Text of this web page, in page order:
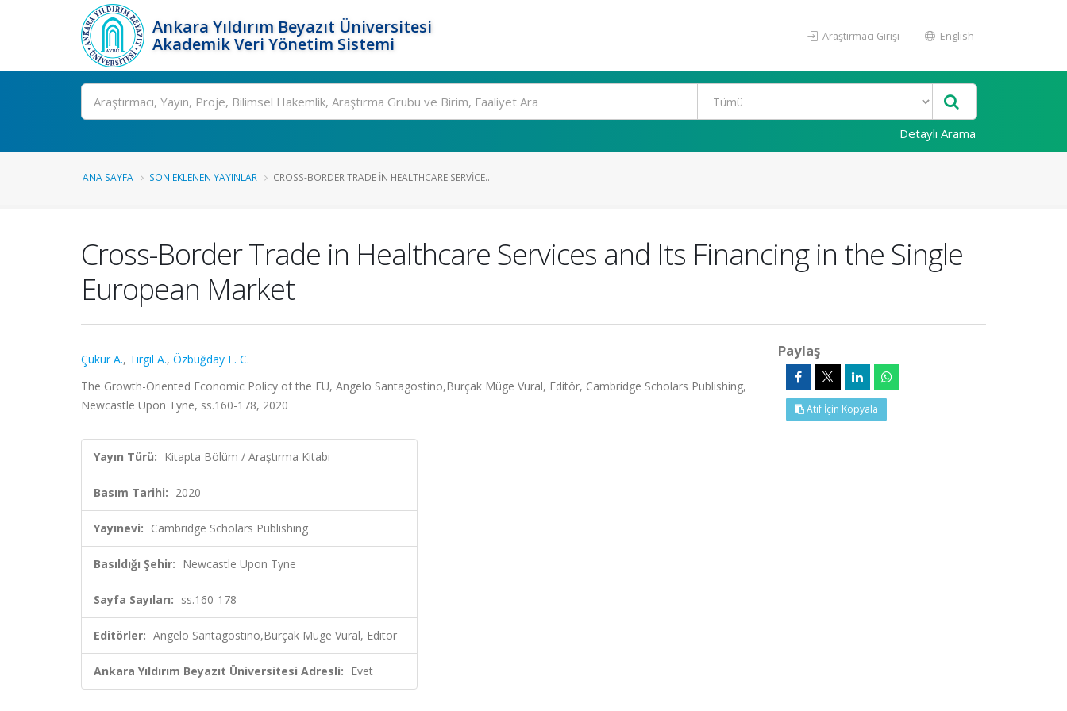
Ankara Yıldırım Beyazıt Üniversitesi
Akademik Veri Yönetim Sistemi
Araştırmacı Girişi English
Ara
Detaylı Arama
ANA SAYFA SON EKLENEN YAYINLAR CROSS-BORDER TRADE IN HEALTHCARE SERVICE...
Cross-Border Trade in Healthcare Services and Its Financing in the Single
European Market
Çukur A., Tirgil A., Özbuğday F. C.
The Growth-Oriented Economic Policy of the EU, Angelo Santagostino,Burçak Müge Vural, Editör, Cambridge Scholars Publishing,
Newcastle Upon Tyne, ss.160-178, 2020
Yayın Türü: Kitapta Bölüm / Araştırma Kitabı
Basım Tarihi: 2020
Yayınevi: Cambridge Scholars Publishing
Basıldığı Şehir: Newcastle Upon Tyne
Sayfa Sayıları: ss.160-178
Editörler: Angelo Santagostino,Burçak Müge Vural, Editör
Ankara Yıldırım Beyazıt Üniversitesi Adresli: Evet
Paylaş
Atıf İçin Kopyala